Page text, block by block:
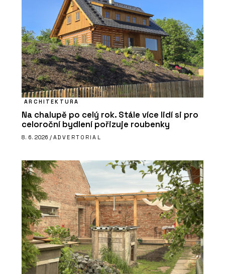
ARCHITEKTURA
Na chalupě po celý rok. Stále více lidí si pro
celoroční bydlení pořizuje roubenky
8. 6. 2026 / ADVERTORIAL